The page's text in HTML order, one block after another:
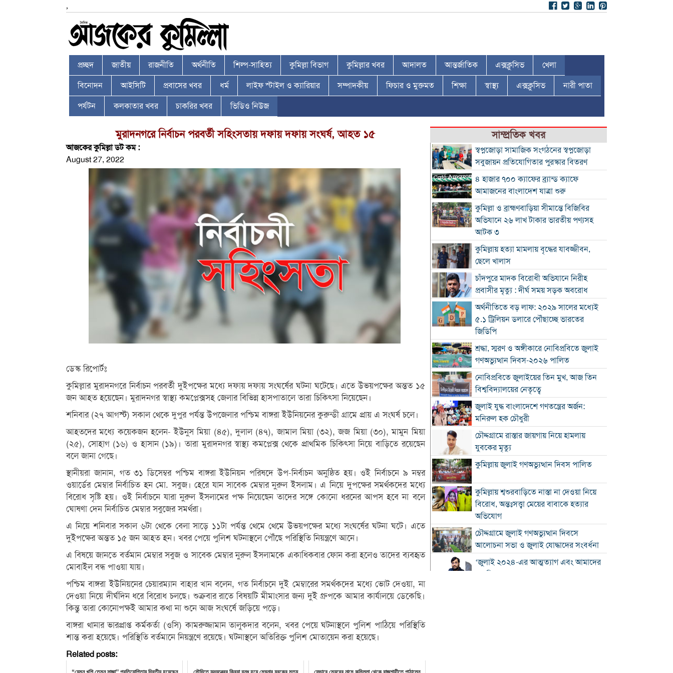
,
প্রচ্ছদ জাতীয় রাজনীতি অর্থনীতি শিল্প-সাহিত্য কুমিল্লা বিভাগ কুমিল্লার খবর আদালত আন্তর্জাতিক এক্সক্লুসিভ খেলা
বিনোদন আইসিটি প্রবাসের খবর ধর্ম লাইফ স্টাইল ও ক্যারিয়ার সম্পাদকীয় ফিচার ও মুক্তমত শিক্ষা স্বাস্থ্য এক্সক্লুসিভ নারী পাতা
পর্যটন কলকাতার খবর চাকরির খবর ভিডিও নিউজ
মুরাদনগরে নির্বাচন পরবর্তী সহিংসতায় দফায় দফায় সংঘর্ষ, আহত ১৫
আজকের কুমিল্লা ডট কম :
August 27, 2022
ডেস্ক রিপোর্টঃ
কুমিল্লার মুরাদনগরে নির্বাচন পরবর্তী দুইপক্ষের মধ্যে দফায় দফায় সংঘর্ষের ঘটনা ঘটেছে। এতে উভয়পক্ষের অন্তত ১৫
জন আহত হয়েছেন। মুরাদনগর স্বাস্থ্য কমপ্লেক্সসহ জেলার বিভিন্ন হাসপাতালে তারা চিকিৎসা নিয়েছেন।
শনিবার (২৭ আগস্ট) সকাল থেকে দুপুর পর্যন্ত উপজেলার পশ্চিম বাঙ্গরা ইউনিয়নের কুরুন্ডী গ্রামে প্রায় এ সংঘর্ষ চলে।
আহতদের মধ্যে কয়েকজন হলেন- ইউনুস মিয়া (৪৫), দুলাল (৪৭), জামাল মিয়া (৩২), জজ মিয়া (৩০), মামুন মিয়া
(২৫), সোহাগ (১৬) ও হাসান (১৯)। তারা মুরাদনগর স্বাস্থ্য কমপ্লেক্স থেকে প্রাথমিক চিকিৎসা নিয়ে বাড়িতে রয়েছেন
বলে জানা গেছে।
স্থানীয়রা জানান, গত ৩১ ডিসেম্বর পশ্চিম বাঙ্গরা ইউনিয়ন পরিষদে উপ-নির্বাচন অনুষ্ঠিত হয়। ওই নির্বাচনে ৯ নম্বর
ওয়ার্ডের মেম্বার নির্বাচিত হন মো. সবুজ। হেরে যান সাবেক মেম্বার নুরুল ইসলাম। এ নিয়ে দুপক্ষের সমর্থকদের মধ্যে
বিরোধ সৃষ্টি হয়। ওই নির্বাচনে যারা নুরুল ইসলামের পক্ষ নিয়েছেন তাদের সঙ্গে কোনো ধরনের আপস হবে না বলে
ঘোষণা দেন নির্বাচিত মেম্বার সবুজের সমর্থরা।
এ নিয়ে শনিবার সকাল ৬টা থেকে বেলা সাড়ে ১১টা পর্যন্ত থেমে থেমে উভয়পক্ষের মধ্যে সংঘর্ষের ঘটনা ঘটে। এতে
দুইপক্ষের অন্তত ১৫ জন আহত হন। খবর পেয়ে পুলিশ ঘটনাস্থলে পৌঁছে পরিস্থিতি নিয়ন্ত্রণে আনে।
এ বিষয়ে জানতে বর্তমান মেম্বার সবুজ ও সাবেক মেম্বার নুরুল ইসলামকে একাধিকবার ফোন করা হলেও তাদের ব্যবহৃত
মোবাইল বন্ধ পাওয়া যায়।
পশ্চিম বাঙ্গরা ইউনিয়নের চেয়ারম্যান বাহার খান বলেন, গত নির্বাচনে দুই মেম্বারের সমর্থকদের মধ্যে ভোট দেওয়া, না
দেওয়া নিয়ে দীর্ঘদিন ধরে বিরোধ চলছে। শুক্রবার রাতে বিষয়টি মীমাংসার জন্য দুই গ্রুপকে আমার কার্যালয়ে ডেকেছি।
কিন্তু তারা কোনোপক্ষই আমার কথা না শুনে আজ সংঘর্ষে জড়িয়ে পড়ে।
বাঙ্গরা থানার ভারপ্রাপ্ত কর্মকর্তা (ওসি) কামরুজ্জামান তালুকদার বলেন, খবর পেয়ে ঘটনাস্থলে পুলিশ পাঠিয়ে পরিস্থিতি
শান্ত করা হয়েছে। পরিস্থিতি বর্তমানে নিয়ন্ত্রণে রয়েছে। ঘটনাস্থলে অতিরিক্ত পুলিশ মোতায়েন করা হয়েছে।
Related posts:
সাম্প্রতিক খবর
স্বপ্নজোড়া সামাজিক সংগঠনের স্বপ্নজোড়া
সবুজায়ন প্রতিযোগিতার পুরস্কার বিতরণ
৪ হাজার ৭০০ ক্যাফের ব্র্যান্ড ক্যাফে
আমাজনের বাংলাদেশ যাত্রা শুরু
কুমিল্লা ও ব্রাহ্মণবাড়িয়া সীমান্তে বিজিবির
অভিযানে ২৬ লাখ টাকার ভারতীয় পণ্যসহ
আটক ৩
কুমিল্লায় হত্যা মামলায় বৃদ্ধের যাবজ্জীবন,
ছেলে খালাস
চাঁদপুরে মাদক বিরোধী অভিযানে নিরীহ
প্রবাসীর মৃত্যু : দীর্ঘ সময় সড়ক অবরোধ
অর্থনীতিতে বড় লাফ: ২০২৯ সালের মধ্যেই
৫.১ ট্রিলিয়ন ডলারে পৌঁছাচ্ছে ভারতের
জিডিপি
শ্রদ্ধা, স্মরণ ও অঙ্গীকারে নোবিপ্রবিতে জুলাই
গণঅভ্যুত্থান দিবস-২০২৬ পালিত
নোবিপ্রবিতে জুলাইয়ের তিন মুখ, আজ তিন
বিশ্ববিদ্যালয়ের নেতৃত্বে
জুলাই যুদ্ধ বাংলাদেশে গণতন্ত্রের অর্জন:
মনিরুল হক চৌধুরী
চৌদ্দগ্রামে রাস্তার জায়গায় নিয়ে হামলায়
যুবকের মৃত্যু
কুমিল্লায় জুলাই গণঅভ্যুত্থান দিবস পালিত
কুমিল্লায় শ্বশুরবাড়িতে নাস্তা না দেওয়া নিয়ে
বিরোধ, অন্তঃসত্ত্বা মেয়ের বাবাকে হত্যার
অভিযোগ
চৌদ্দগ্রামে জুলাই গণঅভ্যুত্থান দিবসে
আলোচনা সভা ও জুলাই যোদ্ধাদের সংবর্ধনা
‘জুলাই ২০২৪-এর আত্মত্যাগ এবং আমাদের